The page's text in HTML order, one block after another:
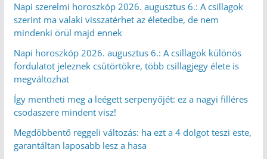
Napi szerelmi horoszkóp 2026. augusztus 6.: A csillagok
szerint ma valaki visszatérhet az életedbe, de nem
mindenki örül majd ennek
Napi horoszkóp 2026. augusztus 6.: A csillagok különös
fordulatot jeleznek csütörtökre, több csillagjegy élete is
megváltozhat
Így mentheti meg a leégett serpenyőjét: ez a nagyi filléres
csodaszere mindent visz!
Megdöbbentő reggeli változás: ha ezt a 4 dolgot teszi este,
garantáltan laposabb lesz a hasa